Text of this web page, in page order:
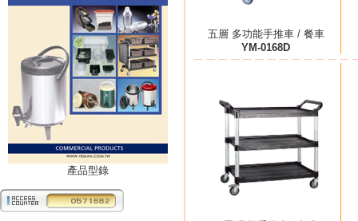
產品型錄
五層 多功能手推車 / 餐車
YM-0168D